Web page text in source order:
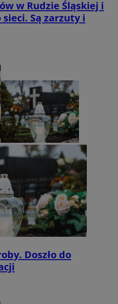
w Rudzie Śląskiej i
Są zarzuty i
Doszło do